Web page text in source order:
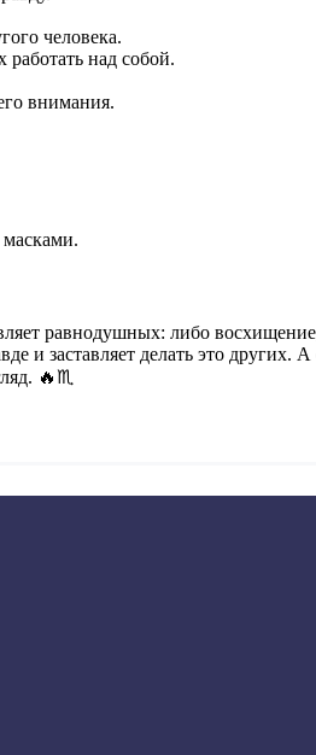
человека.
над собой.
внимания.
масками.
равнодушных: либо
и заставляет делать это других.
🔥♏